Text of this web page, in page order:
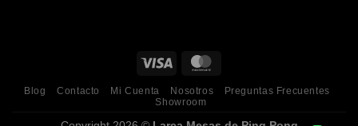
Blog Contacto Mi Cuenta Nosotros
Preguntas Frecuentes
Showroom